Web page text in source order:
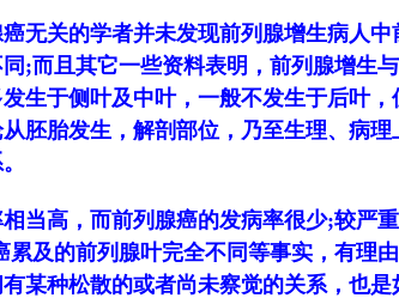
无关的学者并未发现前列腺增生病人
;而且其它一些资料表明，前列腺增生
生于侧叶及中叶，一般不发生于后叶，
胚胎发生，解剖部位，乃至生理、病
当高，而前列腺癌的发病率很少;较严
累及的前列腺叶完全不同等事实，有理
某种松散的或者尚未察觉的关系，也